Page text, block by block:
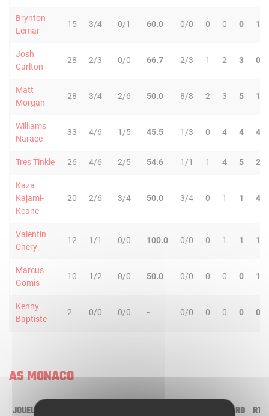
Brynton
Lemar
15 3/4 0/1 60.0 0/0 0 0 0 1
Josh
Carlton
28 2/3 0/0 66.7 2/3 1 2 3 0
Matt
Morgan
28 3/4 2/6 50.0 8/8 2 3 5 1
Williams
Narace
33 4/6 1/5 45.5 1/3 0 4 4 4
Tres Tinkle 26 4/6 2/5 54.6 1/1 1 4 5 2
Kaza
Kajami-
Keane
20 2/6 3/4 50.0 3/4 0 1 1 4
Valentin
Chery
12 1/1 0/0 100.0 0/0 0 1 1 1
Marcus
Gomis
10 1/2 0/0 50.0 0/0 0 0 0 1
Kenny
Baptiste
2 0/0 0/0 - 0/0 0 0 0 0
AS MONACO
JOUEUR RD RT